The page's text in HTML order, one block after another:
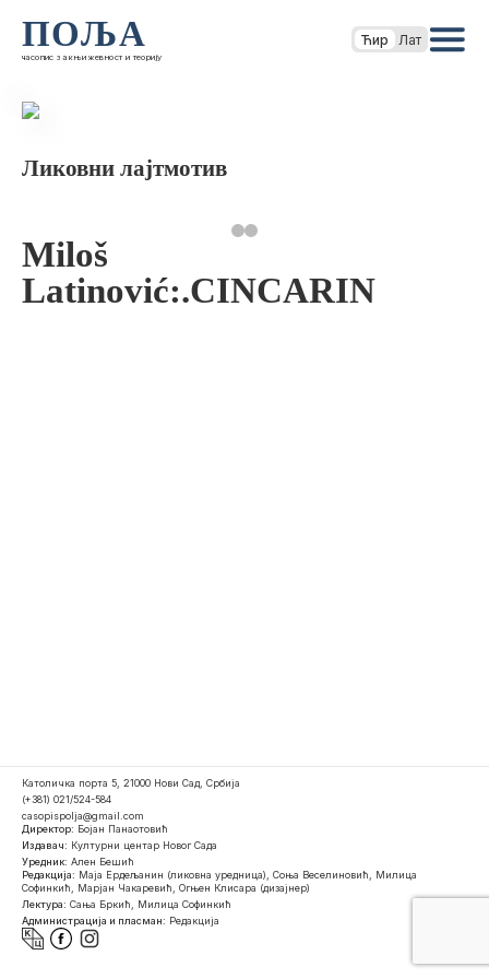
ПОЉА
часопис за књижевност и теорију
Ћир Лат
Ликовни лајтмотив
Miloš
Latinović:.CINCARIN
Католичка порта 5, 21000 Нови Сад, Србија
(+381) 021/524-584
casopispolja@gmail.com
Директор: Бојан Панаотовић
Издавач: Културни центар Новог Сада
Уредник: Ален Бешић
Редакција: Маја Ердељанин (ликовна уредница), Соња Веселиновић, Милица
Софинкић, Марјан Чакаревић, Огњен Клисара (дизајнер)
Лектура: Сања Бркић, Милица Софинкић
Администрација и пласман: Редакција